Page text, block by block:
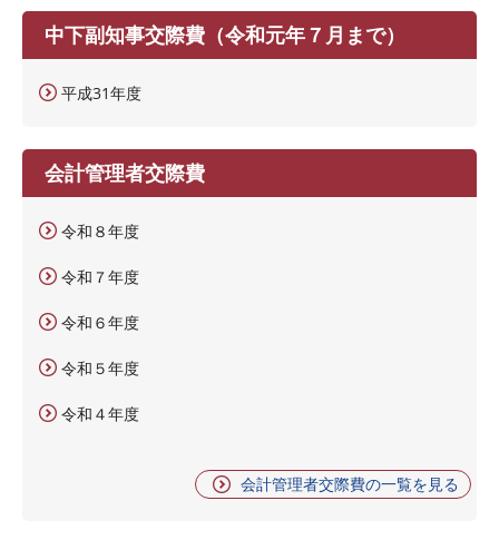
中下副知事交際費（令和元年７月まで）
平成31年度
会計管理者交際費
令和８年度
令和７年度
令和６年度
令和５年度
令和４年度
会計管理者交際費の一覧を見る